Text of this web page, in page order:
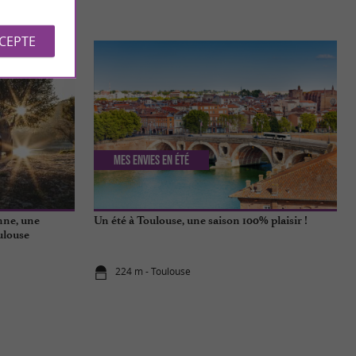
une
Un été à Toulouse, une saison 100% plaisir !
224 m - Toulouse
Mes envies en été